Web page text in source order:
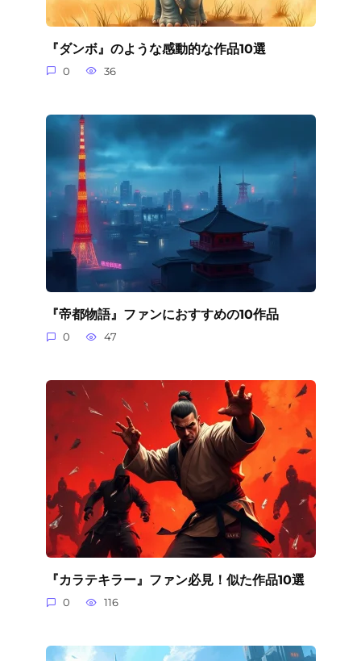
『ダンボ』のような感動的な作品10選
0 36
『帝都物語』ファンにおすすめの10作品
0 47
『カラテキラー』ファン必見！似た作品10選
0 116